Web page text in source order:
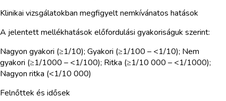
Klinikai vizsgálatokban megfigyelt nemkívánatos hatások
A jelentett mellékhatások előfordulási gyakoriságuk szerint:
Nagyon gyakori (≥1/10); Gyakori (≥1/100 – <1/10); Nem
gyakori (≥1/1000 – <1/100); Ritka (≥1/10 000 – <1/1000);
Nagyon ritka (<1/10 000)
Felnőttek és idősek